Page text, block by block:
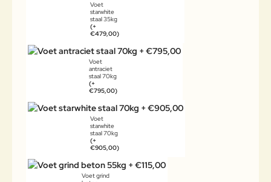
Voet
starwhite
staal 35kg
(+
€479,00)
Voet
antraciet
staal 70kg
(+
€795,00)
Voet
starwhite
staal 70kg
(+
€905,00)
Voet grind